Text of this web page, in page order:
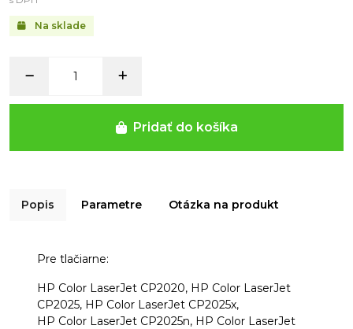
Na sklade
Pridať do košíka
Popis Parametre Otázka na produkt
Pre tlačiarne:
HP Color LaserJet CP2020, HP Color LaserJet
CP2025, HP Color LaserJet CP2025x,
HP Color LaserJet CP2025n, HP Color LaserJet